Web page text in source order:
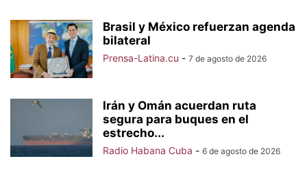
Brasil y México refuerzan agenda
bilateral
Prensa-Latina.cu - 7 de agosto de 2026
Irán y Omán acuerdan ruta
segura para buques en el
estrecho...
Radio Habana Cuba - 6 de agosto de 2026